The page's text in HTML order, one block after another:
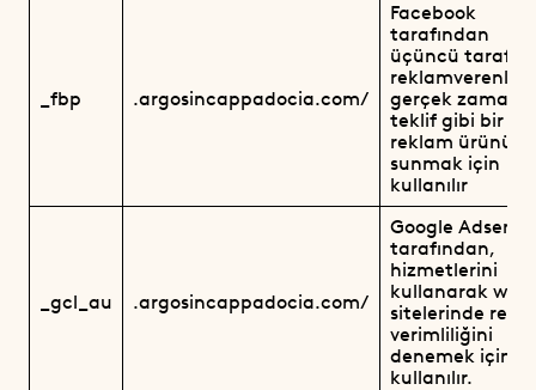
_fbp .argosincappadocia.com/
Facebook
tarafından
üçüncü taraf
gerçek zamanlı
teklif gibi bir
reklam ürünü
sunmak için
kullanılır
_gcl_au .argosincappadocia.com/
Google Adsense
tarafından,
hizmetlerini
kullanarak web
sitelerinde
verimliliğini
denemek için
kullanılır.